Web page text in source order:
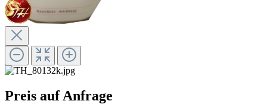
Preis auf Anfrage